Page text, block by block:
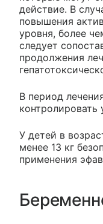
действие. В
повышения
уровня, более
следует
продолжения
В период
контролировать
У детей в
менее 13 кг
применения